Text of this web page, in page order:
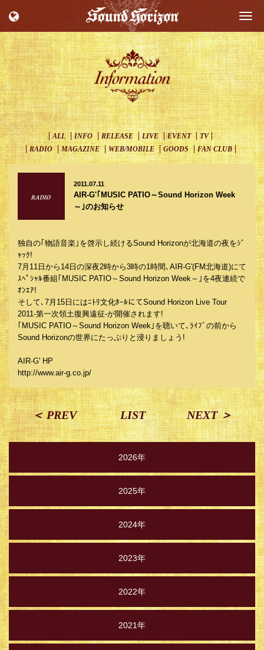
ALL INFO RELEASE LIVE EVENT
TV
RADIO
MAGAZINE WEB/MOBILE GOODS FAN CLUB
2011.07.11
AIR-G'｢MUSIC PATIO～Sound Horizon Week
～｣のお知らせ
独自の｢物語音楽｣を啓示し続けるSound Horizonが北海道の夜をｼﾞ
ｬｯｸ!
7月11日から14日の深夜2時から3時の1時間､AIR-G'(FM北海道)にて
ｽﾍﾟｼｬﾙ番組｢MUSIC PATIO～Sound Horizon Week～｣を4夜連続で
ｵﾝｴｱ!
そして､7月15日にはﾆﾄﾘ文化ﾎｰﾙにてSound Horizon Live Tour
2011-第一次領土復興遠征-が開催されます!
｢MUSIC PATIO～Sound Horizon Week｣を聴いて､ﾗｲﾌﾞの前から
Sound Horizonの世界にたっぷりと浸りましょう!
AIR-G' HP
http://www.air-g.co.jp/
＜ PREV LIST NEXT ＞
2026年
2025年
2024年
2023年
2022年
2021年